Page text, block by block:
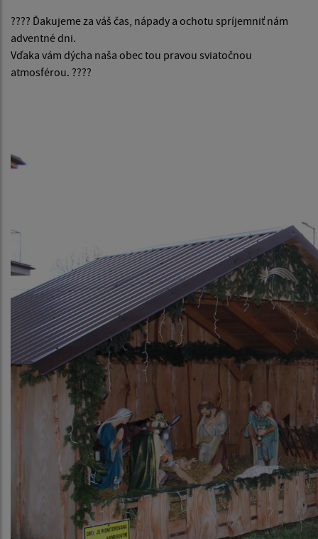
???? Ďakujeme za váš čas, nápady a ochotu spríjemniť nám
adventné dni.
Vďaka vám dýcha naša obec tou pravou sviatočnou
atmosférou. ????